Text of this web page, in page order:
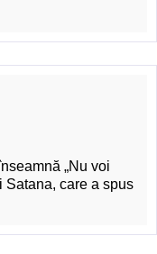
„Nu voi
Satana, care a spus